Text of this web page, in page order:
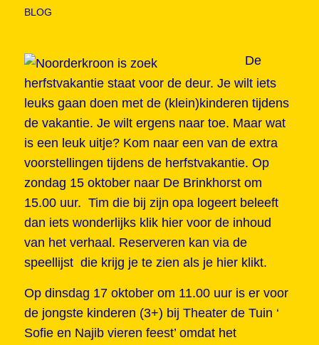
BLOG
De
herfstvakantie staat voor de deur. Je wilt iets
leuks gaan doen met de (klein)kinderen tijdens
de vakantie. Je wilt ergens naar toe. Maar wat
is een leuk uitje? Kom naar een van de extra
voorstellingen tijdens de herfstvakantie. Op
zondag 15 oktober naar De Brinkhorst om
15.00 uur. Tim die bij zijn opa logeert beleeft
dan iets wonderlijks klik hiervoor de inhoud
van het verhaal. Reserveren kan via de
speellijst die krijg je te zien als jehier klikt.
Op dinsdag 17 oktober om 11.00 uur is er voor
de jongste kinderen (3+) bij Theater de Tuin ‘
Sofie en Najib vieren feest’ omdat het